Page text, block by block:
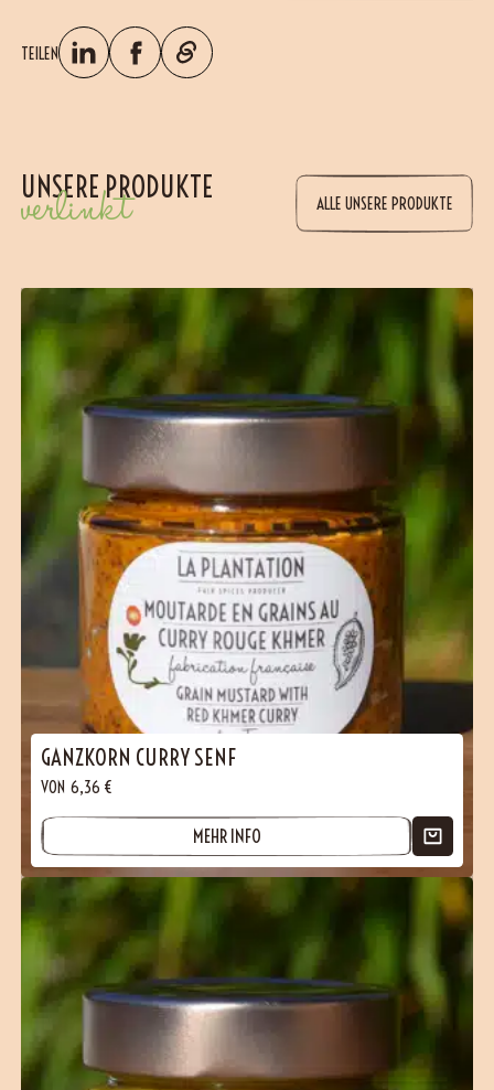
TEILEN
UNSERE PRODUKTE
verlinkt ALLE UNSERE PRODUKTE
GANZKORN CURRY SENF
VON 6,36 €
MEHR INFO